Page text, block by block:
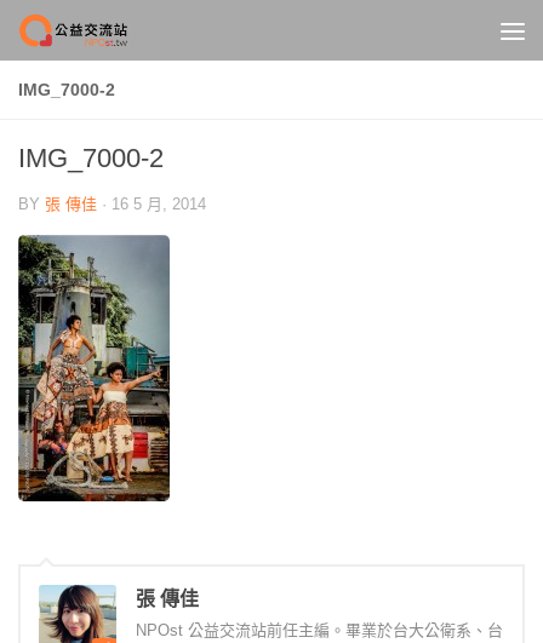
Skip to content
IMG_7000-2
IMG_7000-2
BY 張 傳佳 · 16 5 月, 2014
張 傳佳
NPOst 公益交流站前任主編。畢業於台大公衛系、台